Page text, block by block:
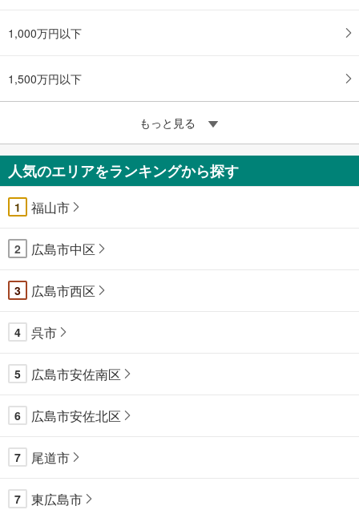
1,000万円以下
1,500万円以下
もっと見る
人気のエリアをランキングから探す
1 福山市
2 広島市中区
3 広島市西区
4 呉市
5 広島市安佐南区
6 広島市安佐北区
7 尾道市
7 東広島市